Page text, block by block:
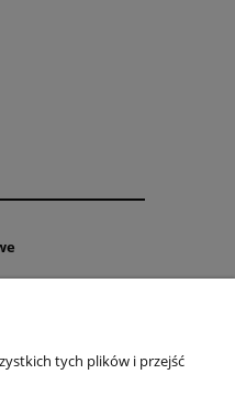
tych plików i przejść